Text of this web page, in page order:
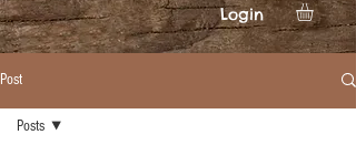
Login
Post
Posts